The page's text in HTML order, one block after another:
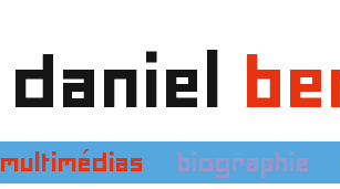
daniel
multimédias biographie